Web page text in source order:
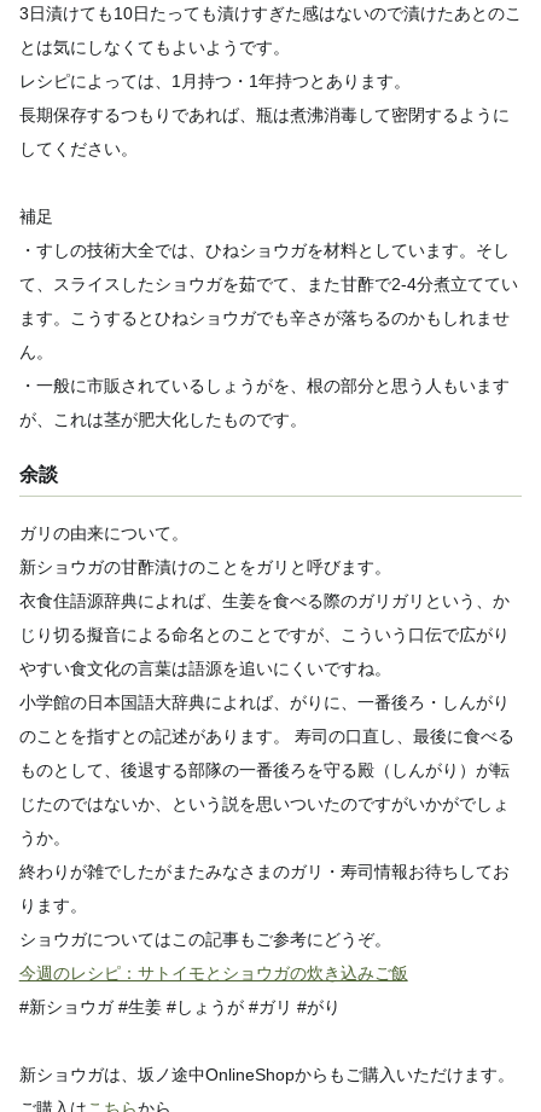
3日漬けても10日たっても漬けすぎた感はないので漬けたあとのこ
とは気にしなくてもよいようです。
レシピによっては、1月持つ・1年持つとあります。
長期保存するつもりであれば、瓶は煮沸消毒して密閉するように
してください。
補足
・すしの技術大全では、ひねショウガを材料としています。そし
て、スライスしたショウガを茹でて、また甘酢で2-4分煮立ててい
ます。こうするとひねショウガでも辛さが落ちるのかもしれませ
ん。
・一般に市販されているしょうがを、根の部分と思う人もいます
が、これは茎が肥大化したものです。
余談
ガリの由来について。
新ショウガの甘酢漬けのことをガリと呼びます。
衣食住語源辞典によれば、生姜を食べる際のガリガリという、か
じり切る擬音による命名とのことですが、こういう口伝で広がり
やすい食文化の言葉は語源を追いにくいですね。
小学館の日本国語大辞典によれば、がりに、一番後ろ・しんがり
のことを指すとの記述があります。 寿司の口直し、最後に食べる
ものとして、後退する部隊の一番後ろを守る殿（しんがり）が転
じたのではないか、という説を思いついたのですがいかがでしょ
うか。
終わりが雑でしたがまたみなさまのガリ・寿司情報お待ちしてお
ります。
ショウガについてはこの記事もご参考にどうぞ。
今週のレシピ：サトイモとショウガの炊き込みご飯
#新ショウガ #生姜 #しょうが #ガリ #がり
新ショウガは、坂ノ途中OnlineShopからもご購入いただけます。